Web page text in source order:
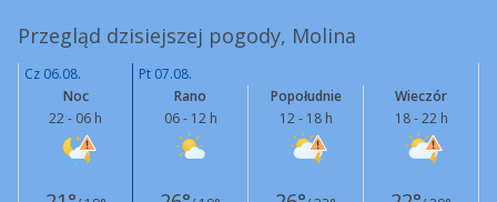
Przegląd dzisiejszej pogody, Molina
Cz 06.08.
Pt 07.08.
Noc
22 - 06 h
Rano
06 - 12 h
Popołudnie
12 - 18 h
Wieczór
18 - 22 h